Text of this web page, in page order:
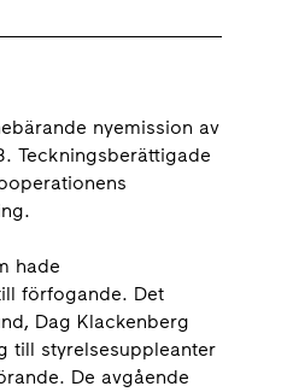
nyemission av
Teckningsberättigade
hade
förfogande. Det
Dag Klackenberg
till styrelsesuppleanter
De avgående